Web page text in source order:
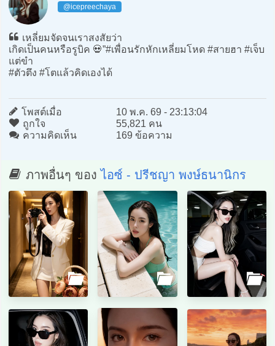
@icepreechaya
เหลี่ยมจัดจนเราสงสัยว่า
เกิดเป็นคนหรือรูบิค 💀”#เพื่อนรักหักเหลี่ยมโหด #สายฮา #เจ็บ
แต่ขำ
#ตัวตึง #โตแล้วคิดเองได้
โพสต์เมื่อ
10 พ.ค. 69 - 23:13:04
ถูกใจ
55,821 คน
ความคิดเห็น
169 ข้อความ
ภาพอื่นๆ ของไอซ์ - ปรีชญา พงษ์ธนานิกร